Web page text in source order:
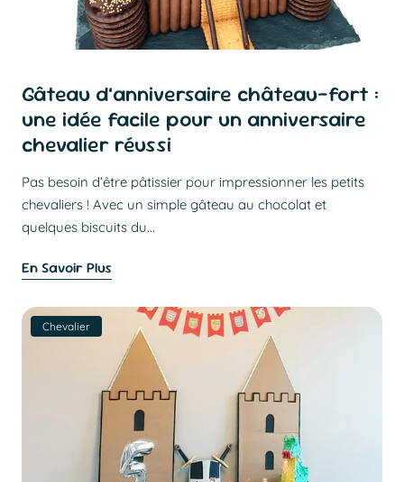
Gâteau d’anniversaire château-fort :
une idée facile pour un anniversaire
chevalier réussi
Pas besoin d’être pâtissier pour impressionner les petits
chevaliers ! Avec un simple gâteau au chocolat et
quelques biscuits du...
En Savoir Plus
Chevalier